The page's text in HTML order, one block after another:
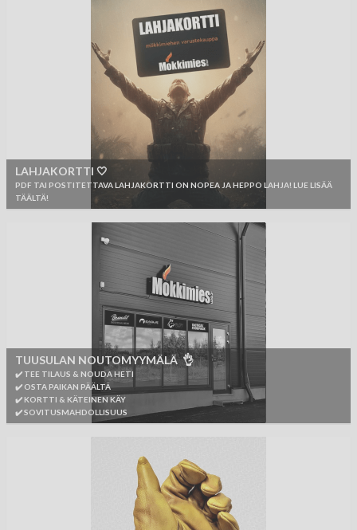
LAHJAKORTTI 🤍
PDF TAI POSTITETTAVA LAHJAKORTTI ON NOPEA JA HEPPO LAHJA! LUE LISÄÄ
TÄÄLTÄ!
TUUSULAN NOUTOMYYMÄLÄ 👌
✔️ TEE TILAUS & NOUDA HETI
✔️ OSTA PAIKAN PÄÄLTÄ
✔️ KORTTI & KÄTEINEN KÄY
✔️ SOVITUSMAHDOLLISUUS